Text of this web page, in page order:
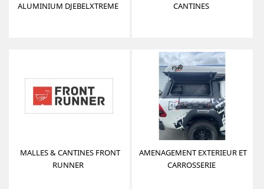
ALUMINIUM DJEBELXTREME
CANTINES
MALLES & CANTINES FRONT
RUNNER
AMENAGEMENT EXTERIEUR ET
CARROSSERIE